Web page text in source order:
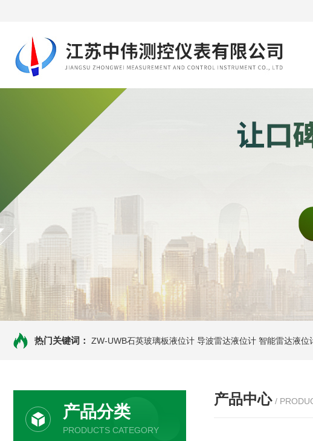
热门关键词： ZW-UWB石英玻璃板液位计 导波雷达液位计 智能雷达液位
产品分类
PRODUCTS CATEGORY
产品中心 /